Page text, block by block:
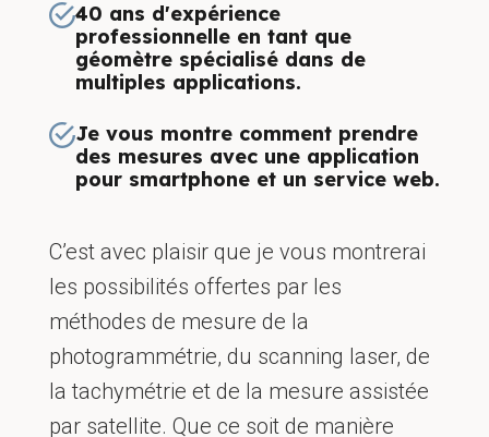
40 ans d'expérience
professionnelle en tant que
géomètre spécialisé dans de
multiples applications.
Je vous montre comment prendre
des mesures avec une application
pour smartphone et un service web.
C’est avec plaisir que je vous montrerai
les possibilités offertes par les
méthodes de mesure de la
photogrammétrie, du scanning laser, de
la tachymétrie et de la mesure assistée
par satellite. Que ce soit de manière